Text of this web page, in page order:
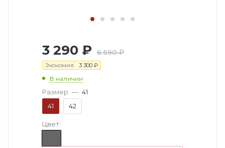
3 290 ₽ 6 590₽
Экономия 3 300 ₽
В наличии
Размер — 41
41
42
Цвет: